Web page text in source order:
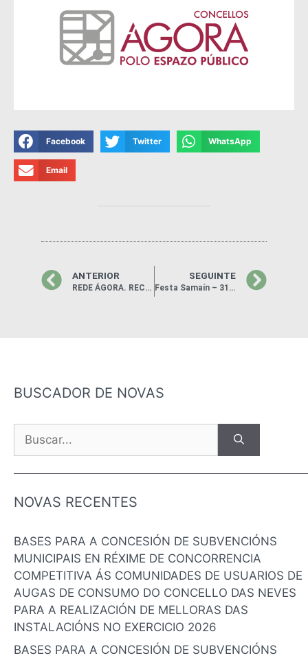
Facebook Twitter WhatsApp
Email
ANTERIOR
REDE ÁGORA. RECUPERACIÓN DO ESPAZO PEONIL NO CAMIÑO DE LIÑARES E NO CAMIÑO DE LUGAR DE CHAN”
SEGUINTE
Festa Samaín – 31 Outubro
BUSCADOR DE NOVAS
NOVAS RECENTES
BASES PARA A CONCESIÓN DE SUBVENCIÓNS
MUNICIPAIS EN RÉXIME DE CONCORRENCIA
COMPETITIVA ÁS COMUNIDADES DE USUARIOS DE
AUGAS DE CONSUMO DO CONCELLO DAS NEVES
PARA A REALIZACIÓN DE MELLORAS DAS
INSTALACIÓNS NO EXERCICIO 2026
BASES PARA A CONCESIÓN DE SUBVENCIÓNS